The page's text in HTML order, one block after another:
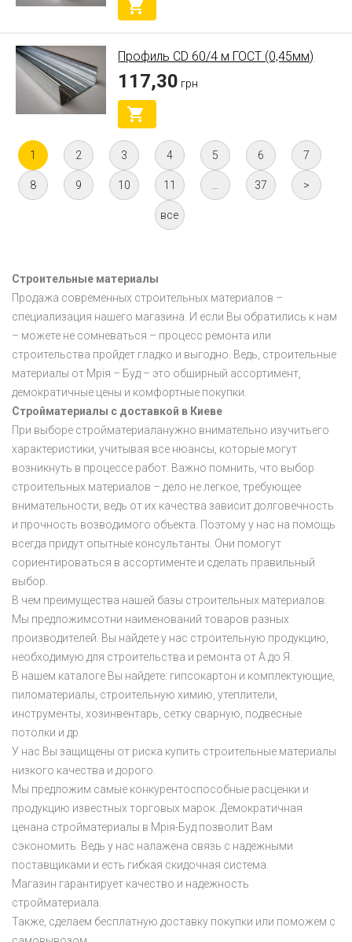
Профиль CD 60/4 м ГОСТ (0,45мм)
117,30 грн
1 2 3 4 5 6 7
8 9 10 11 ... 37 >
все
Строительные материалы
Продажа современных строительных материалов –
специализация нашего магазина. И если Вы обратились к нам
– можете не сомневаться – процесс ремонта или
строительства пройдет гладко и выгодно. Ведь, строительные
материалы от Мрiя – Буд – это обширный ассортимент,
демократичные цены и комфортные покупки.
Стройматериалы с доставкой в Киеве
При выборе стройматериаланужно внимательно изучитьего
характеристики, учитывая все нюансы, которые могут
возникнуть в процессе работ. Важно помнить, что выбор
строительных материалов – дело не легкое, требующее
внимательности, ведь от их качества зависит долговечность
и прочность возводимого объекта. Поэтому у нас на помощь
всегда придут опытные консультанты. Они помогут
сориентироваться в ассортименте и сделать правильный
выбор.
В чем преимущества нашей базы строительных материалов:
Мы предложимсотни наименований товаров разных
производителей. Вы найдете у нас строительную продукцию,
необходимую для строительства и ремонта от А до Я.
В нашем каталоге Вы найдете: гипсокартон и комплектующие,
пиломатериалы, строительную химию, утеплители,
инструменты, хозинвентарь, сетку сварную, подвесные
потолки и др.
У нас Вы защищены от риска купить строительные материалы
низкого качества и дорого.
Мы предложим самые конкурентоспособные расценки и
продукцию известных торговых марок. Демократичная
ценана стройматериалы в Мрiя-Буд позволит Вам
сэкономить. Ведь у нас налажена связь с надежными
поставщиками и есть гибкая скидочная система.
Магазин гарантирует качество и надежность
стройматериала.
Также, сделаем бесплатную доставку покупки или поможем с